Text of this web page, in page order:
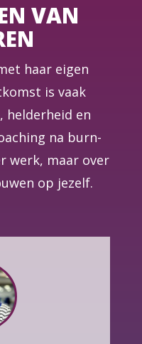
VAN
haar eigen
is vaak
helderheid en
na burn-
werk, maar over
op jezelf.